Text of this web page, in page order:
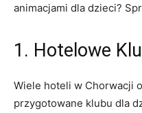
animacjami dla dzieci?
1. Hotelowe
Wiele‍ hoteli⁢ w Chorwacji
przygotowane ‍klubu dla